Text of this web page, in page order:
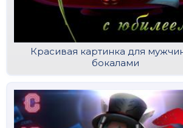
Красивая картинка для
бокалами